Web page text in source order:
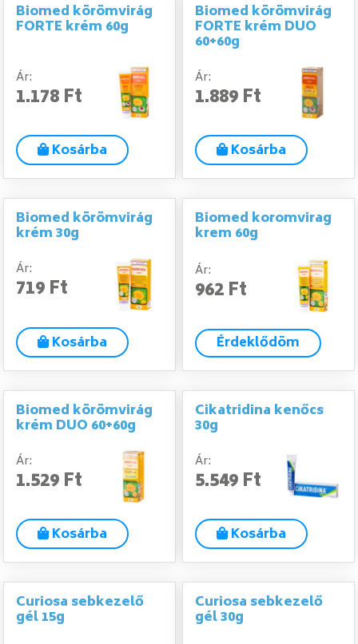
Biomed körömvirág
FORTE krém 60g
Ár:
1.178 Ft
Kosárba
Biomed körömvirág
FORTE krém DUO
60+60g
Ár:
1.889 Ft
Kosárba
Biomed körömvirág
krém 30g
Ár:
719 Ft
Kosárba
Biomed koromvirag
krem 60g
Ár:
962 Ft
Érdeklődöm
Biomed körömvirág
krém DUO 60+60g
Ár:
1.529 Ft
Kosárba
Cikatridina kenőcs
30g
Ár:
5.549 Ft
Kosárba
Curiosa sebkezelő
gél 15g
Curiosa sebkezelő
gél 30g